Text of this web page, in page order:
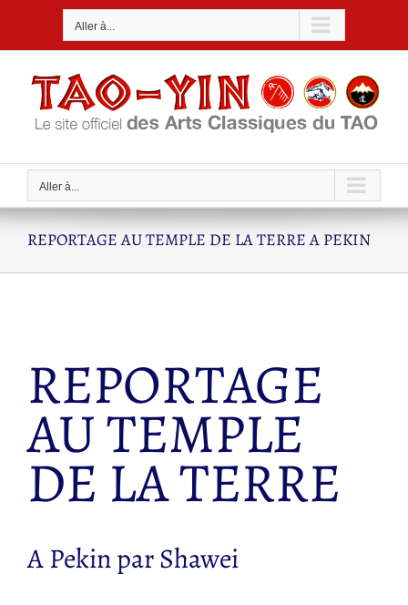
Aller à...
Aller à...
REPORTAGE AU TEMPLE DE LA TERRE A PEKIN
REPORTAGE
AU TEMPLE
DE LA TERRE
A Pekin par Shawei